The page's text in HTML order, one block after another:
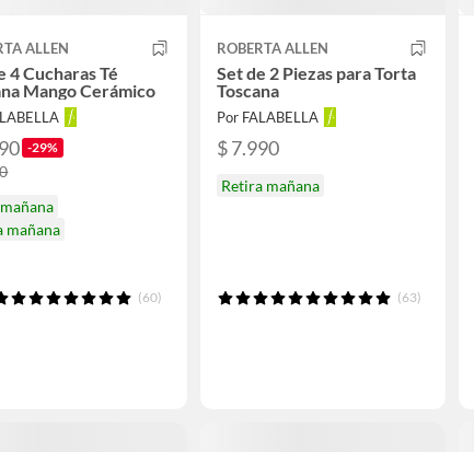
ALLEN
4 Cucharas Té
Mango Cerámico
-29%
mañana
(60)
ROBERTA ALLEN
Set de 2 Piezas para Torta
Toscana
Por FALABELLA
$ 7.990
Retira mañana
(63)